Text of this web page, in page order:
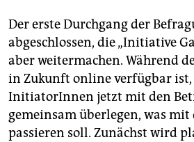
Der erste Durchgang der
abgeschlossen, die „Initiative
aber weitermachen. Während
in Zukunft online verfügbar
InitiatorInnen jetzt mit den
gemeinsam überlegen, was mit
passieren soll. Zunächst wird